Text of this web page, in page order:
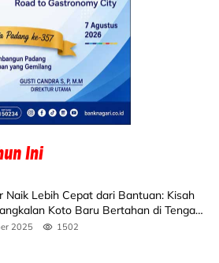
Naik Lebih Cepat dari Bantuan: Kisah
Koto Baru Bertahan di Tengah
2025 1502